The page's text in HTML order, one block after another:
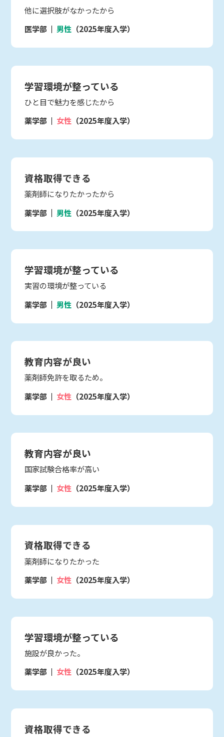
他に選択肢がなかったから
医学部
男性 （2025年度入学）
学習環境が整っている
ひと目で魅力を感じたから
薬学部
女性 （2025年度入学）
資格取得できる
薬剤師になりたかったから
薬学部
男性 （2025年度入学）
学習環境が整っている
実習の環境が整っている
薬学部
男性 （2025年度入学）
教育内容が良い
薬剤師免許を取るため。
薬学部
女性 （2025年度入学）
教育内容が良い
国家試験合格率が高い
薬学部
女性 （2025年度入学）
資格取得できる
薬剤師になりたかった
薬学部
女性 （2025年度入学）
学習環境が整っている
施設が良かった。
薬学部
女性 （2025年度入学）
資格取得できる